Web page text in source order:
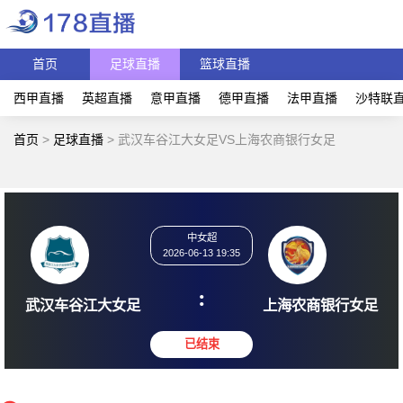
首页 足球直播 篮球直播
西甲直播 英超直播 意甲直播 德甲直播 法甲直播 沙特联
首页 > 足球直播 > 武汉车谷江大女足VS上海农商银行女足
武汉车谷江大女足
2026-06-13 19:35
: 上海农商